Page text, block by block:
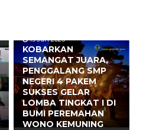
19 Jun 2026
KOBARKAN
SEMANGAT JUARA,
PENGGALANG SMP
NEGERI 4 PAKEM
SUKSES GELAR
LOMBA TINGKAT I DI
BUMI PEREMAHAN
WONO KEMUNING